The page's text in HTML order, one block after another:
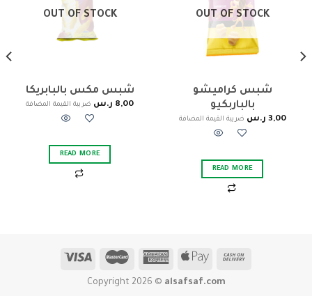
OUT OF STOCK
شبس كراميشو
بالباربكيو
3,00 ر.س ضريبة القيمة المضافة
READ MORE
OUT OF STOCK
شبس مكس بالبابريكا
8,00 ر.س ضريبة القيمة المضافة
READ MORE
Copyright 2026 © alsafsaf.com